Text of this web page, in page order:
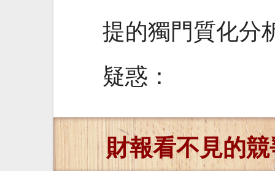
提的獨門質化分
疑惑：
財報看不見的